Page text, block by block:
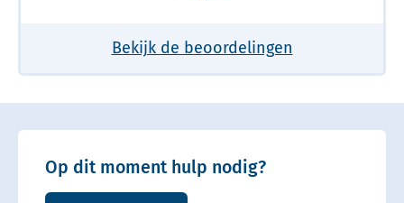
Bekijk de beoordelingen
Op dit moment hulp nodig?